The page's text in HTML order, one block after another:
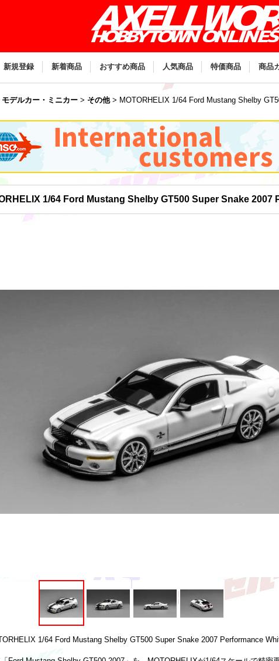
新規登録 新着商品 おすすめ商品 人気商品 特価商品 商品
モデルカー・ミニカー > その他 > MOTORHELIX 1/64 Ford Mustang Shelby
1/64 Ford Mustang Shelby GT500 Super Snake 2007
1/64 Ford Mustang Shelby GT500 Super Snake 2007 Performance